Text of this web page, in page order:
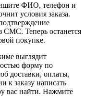
ФИО, телефон и
условия заказа.
СМС. Теперь останется
покупке.
выглядит
форму по
доставки, оплаты,
к заказу написать
вас найти. Нажмите